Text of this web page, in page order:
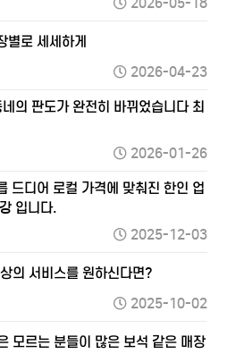
별로 세세하게
2026-04-23
의 판도가 완전히 바뀌었습니다 최
2026-01-26
드디어 로컬 가격에 맞춰진 한인 업
입니다.
2025-12-03
의 서비스를 원하신다면?
2025-10-02
모르는 분들이 많은 보석 같은 매장